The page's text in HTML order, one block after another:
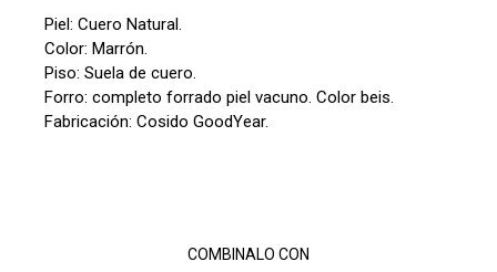
Piel: Cuero Natural.
Color: Marrón.
Piso: Suela de cuero.
Forro: completo forrado piel vacuno. Color beis.
Fabricación: Cosido GoodYear.
COMBINALO CON